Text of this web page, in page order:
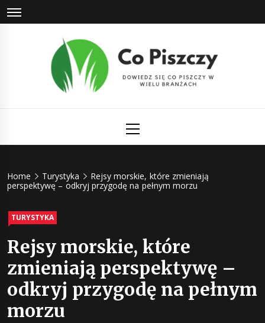
Skip
to
Menu
Home Turystyka
Rejsy morskie, które zmieniają
perspektywę – odkryj przygodę na pełnym morzu
TURYSTYKA
Rejsy morskie, które
zmieniają perspektywę –
odkryj przygodę na pełnym
morzu